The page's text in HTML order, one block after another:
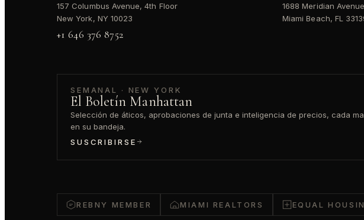
157 Columbus Avenue, 4th Floor
New York, NY 10023
+1 646 376 8752
1688 Meridian
Miami Beach, FL
SEMANAL · NEW YORK
El Boletín Manhattan
Selección de áticos, aprobaciones de junta e inteligencia de precios, cada
en su bandeja.
SUSCRIBIRSE
REBNY MEMBER MIAMI REALTORS EQUAL